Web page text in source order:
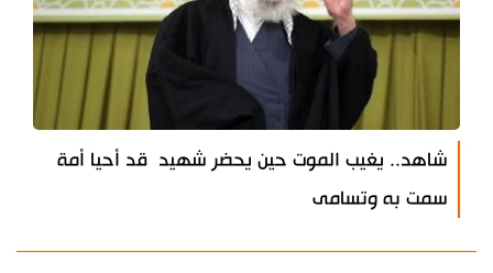
شاهد.. يغيب الموت حين يحضر شهيد قد أحيا أمة
سمت به وتسامى